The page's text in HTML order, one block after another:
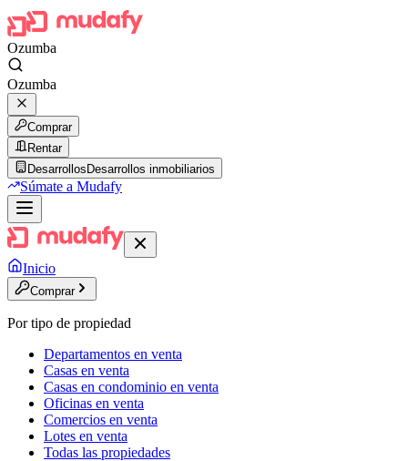
Ozumba
Ozumba
Comprar
Rentar
Desarrollos Desarrollos inmobiliarios
Súmate a Mudafy
Inicio
Comprar
Por tipo de propiedad
Departamentos en venta
Casas en venta
Casas en condominio en venta
Oficinas en venta
Comercios en venta
Lotes en venta
Todas las propiedades